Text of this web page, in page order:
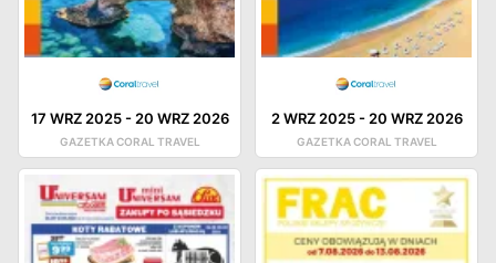
17 WRZ 2025-20 WRZ 2026
GAZETKA CORAL TRAVEL
2 WRZ 2025-20 WRZ 2026
GAZETKA CORAL TRAVEL